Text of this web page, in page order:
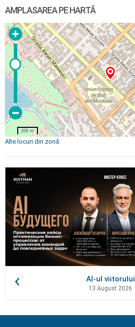
AMPLASAREA PE HARTĂ
200 m
Alte locuri din zonă
AI-ul viitorului
13 August 2026